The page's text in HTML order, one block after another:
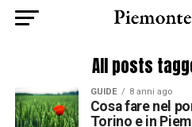
All posts
GUIDE 8 anni ago
Cosa fare nel
Torino e in